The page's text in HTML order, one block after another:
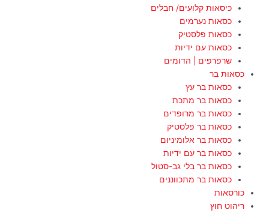
כיסאות קלועים/ חבלים
כסאות נערמים
כסאות פלסטיק
כסאות עם ידיות
שרפרפים | הדומים
כסאות בר
כסאות בר עץ
כסאות בר מתכת
כסאות בר מרופדים
כסאות בר פלסטיק
כסאות בר אלומיניום
כסאות בר עם ידיות
כסאות בר בלי גב-סטול
כסאות בר מתכווננים
כורסאות
ריהוט חוץ